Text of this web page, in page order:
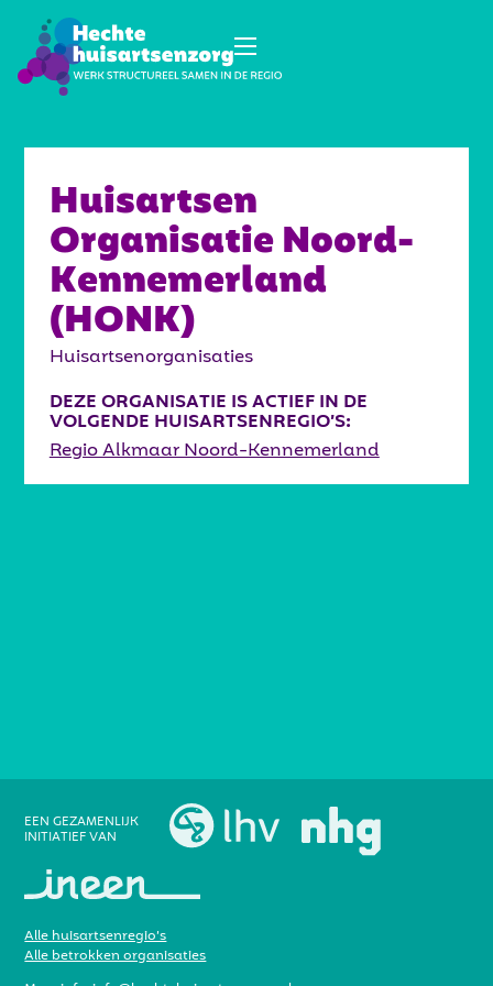
Huisartsen
Organisatie Noord-
Kennemerland
(HONK)
Huisartsenorganisaties
DEZE ORGANISATIE IS ACTIEF IN DE
VOLGENDE HUISARTSENREGIO’S:
Regio Alkmaar Noord-Kennemerland
EEN GEZAMENLIJK
INITIATIEF VAN
Alle huisartsenregio’s
Alle betrokken organisaties